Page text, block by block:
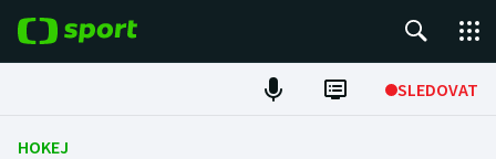
SLEDOVAT
ME v atletice
HOKEJ